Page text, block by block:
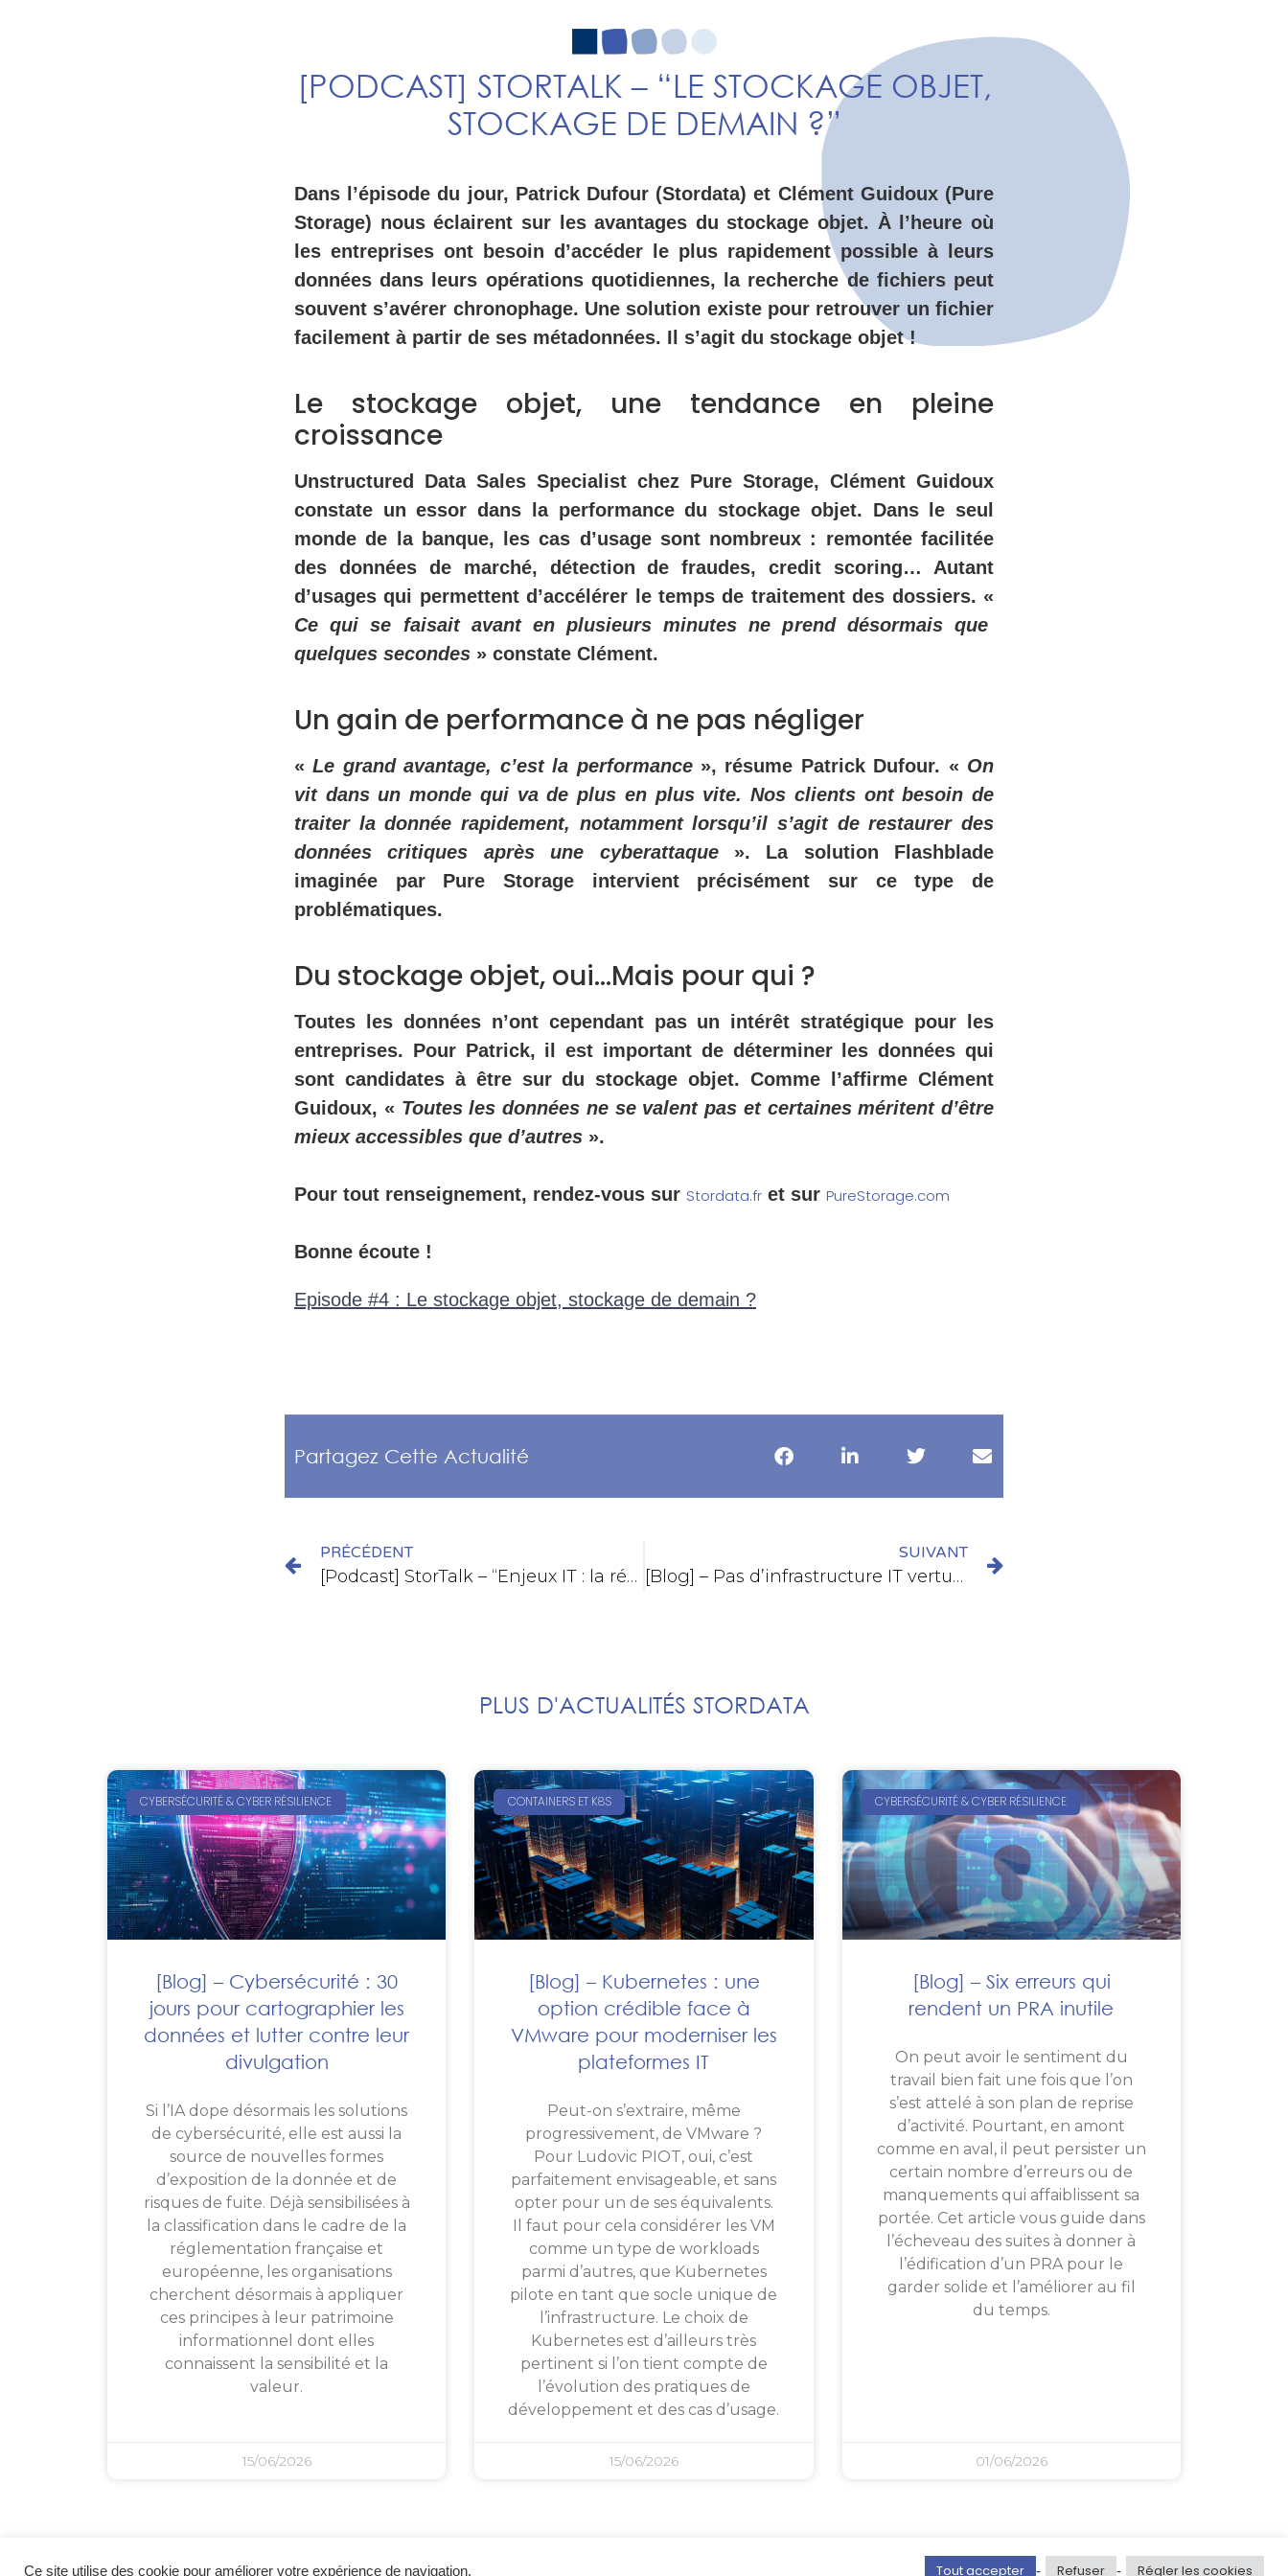
[PODCAST] STORTALK – “LE STOCKAGE OBJET,
STOCKAGE DE DEMAIN ?”
Dans l’épisode du jour, Patrick Dufour (Stordata) et Clément Guidoux (Pure
Storage) nous éclairent sur les avantages du stockage objet. À l’heure où
les entreprises ont besoin d’accéder le plus rapidement possible à leurs
données dans leurs opérations quotidiennes, la recherche de fichiers peut
souvent s’avérer chronophage. Une solution existe pour retrouver un fichier
facilement à partir de ses métadonnées. Il s’agit du stockage objet !
Le stockage objet, une tendance en pleine
croissance
Unstructured Data Sales Specialist chez Pure Storage, Clément Guidoux
constate un essor dans la performance du stockage objet. Dans le seul
monde de la banque, les cas d’usage sont nombreux : remontée facilitée
des données de marché, détection de fraudes, credit scoring… Autant
d’usages qui permettent d’accélérer le temps de traitement des dossiers. «
Ce qui se faisait avant en plusieurs minutes ne prend désormais que
quelques secondes » constate Clément.
Un gain de performance à ne pas négliger
« Le grand avantage, c’est la performance », résume Patrick Dufour. « On
vit dans un monde qui va de plus en plus vite. Nos clients ont besoin de
traiter la donnée rapidement, notamment lorsqu’il s’agit de restaurer des
données critiques après une cyberattaque ». La solution Flashblade
imaginée par Pure Storage intervient précisément sur ce type de
problématiques.
Du stockage objet, oui…Mais pour qui ?
Toutes les données n’ont cependant pas un intérêt stratégique pour les
entreprises. Pour Patrick, il est important de déterminer les données qui
sont candidates à être sur du stockage objet. Comme l’affirme Clément
Guidoux, « Toutes les données ne se valent pas et certaines méritent d’être
mieux accessibles que d’autres ».
Pour tout renseignement, rendez-vous sur Stordata.fr et sur PureStorage.com
Bonne écoute !
Episode #4 : Le stockage objet, stockage de demain ?
Partagez Cette Actualité
PRÉCÉDENT
[Podcast] StorTalk – “Enjeux IT : la réponse de Stordata”
SUIVANT
[Blog] – Pas d’infrastructure IT vertueuse sans intégration de la dimension RSE
PLUS D'ACTUALITÉS STORDATA
CYBERSÉCURITÉ & CYBER RÉSILIENCE
[Blog] – Cybersécurité : 30
jours pour cartographier les
données et lutter contre leur
divulgation
Si l’IA dope désormais les solutions
de cybersécurité, elle est aussi la
source de nouvelles formes
d’exposition de la donnée et de
risques de fuite. Déjà sensibilisées à
la classification dans le cadre de la
réglementation française et
européenne, les organisations
cherchent désormais à appliquer
ces principes à leur patrimoine
informationnel dont elles
connaissent la sensibilité et la
valeur.
15/06/2026
CONTAINERS ET K8S
[Blog] – Kubernetes : une
option crédible face à
VMware pour moderniser les
plateformes IT
Peut-on s’extraire, même
progressivement, de VMware ?
Pour Ludovic PIOT, oui, c’est
parfaitement envisageable, et sans
opter pour un de ses équivalents.
Il faut pour cela considérer les VM
comme un type de workloads
parmi d’autres, que Kubernetes
pilote en tant que socle unique de
l’infrastructure. Le choix de
Kubernetes est d’ailleurs très
pertinent si l’on tient compte de
l’évolution des pratiques de
développement et des cas d’usage.
15/06/2026
CYBERSÉCURITÉ & CYBER RÉSILIENCE
[Blog] – Six erreurs qui
rendent un PRA inutile
On peut avoir le sentiment du
travail bien fait une fois que l’on
s’est attelé à son plan de reprise
d’activité. Pourtant, en amont
comme en aval, il peut persister un
certain nombre d’erreurs ou de
manquements qui affaiblissent sa
portée. Cet article vous guide dans
l’écheveau des suites à donner à
l’édification d’un PRA pour le
garder solide et l’améliorer au fil
du temps.
01/06/2026
Ce site utilise des cookie pour améliorer votre expérience de navigation. Tout accepter - Refuser - Régler les cookies